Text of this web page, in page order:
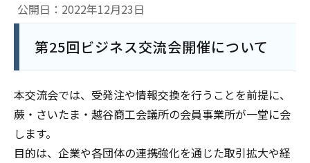
公開日：2022年12月23日
第25回ビジネス交流会開催について
本交流会では、受発注や情報交換を行うことを前提に、
蕨・さいたま・越谷商工会議所の会員事業所が一堂に会
します。
目的は、企業や各団体の連携強化を通じた取引拡大や経